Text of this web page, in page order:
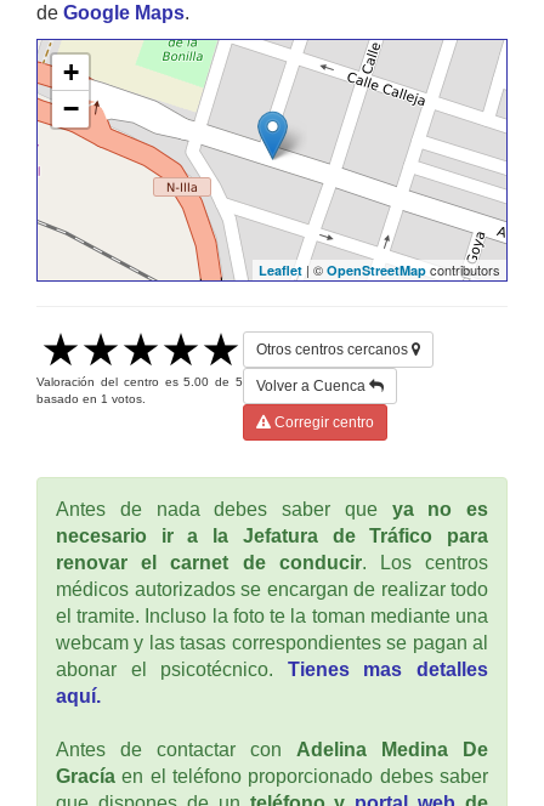
de Google Maps.
+
−
Leaflet | © OpenStreetMap contributors
Valoración del centro es5.00 de5
basado en 1 votos.
Otros centros cercanos
Volver a Cuenca
Corregir centro
Antes de nada debes saber que ya no es
necesario ir a la Jefatura de Tráfico para
renovar el carnet de conducir. Los centros
médicos autorizados se encargan de realizar todo
el tramite. Incluso la foto te la toman mediante una
webcam y las tasas correspondientes se pagan al
abonar el psicotécnico. Tienes mas detalles
aquí.
Antes de contactar con Adelina Medina De
Gracía en el teléfono proporcionado debes saber